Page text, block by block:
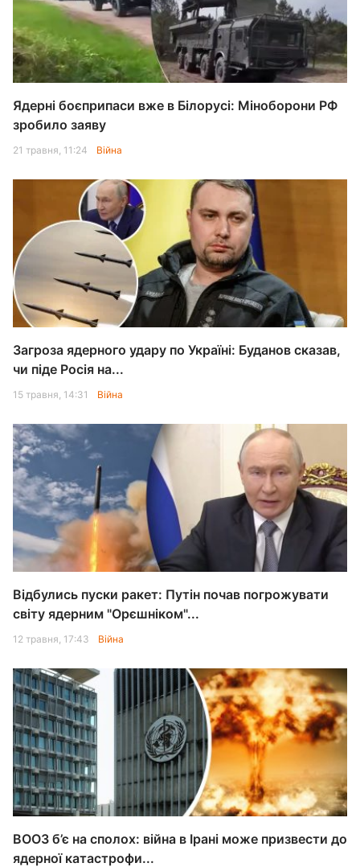
Ядерні боєприпаси вже в Білорусі: Міноборони РФ
зробило заяву
21 травня, 11:24 Війна
Загроза ядерного удару по Україні: Буданов сказав,
чи піде Росія на...
15 травня, 14:31 Війна
Відбулись пуски ракет: Путін почав погрожувати
світу ядерним "Орєшніком"...
12 травня, 17:43 Війна
ВООЗ б’є на сполох: війна в Ірані може призвести до
ядерної катастрофи...